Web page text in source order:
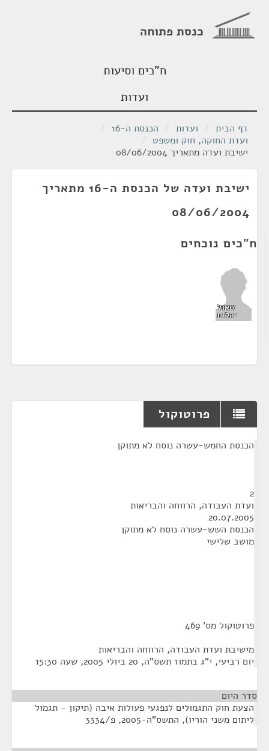
כנסת פתוחה
ח"כים וסיעות
ועדות
דף הבית / ועדות / הכנסת ה-16
/
ועדת החוקה, חוק ומשפט /
ישיבת ועדה מתאריך 08/06/2004
ישיבת ועדה של הכנסת ה-16 מתאריך
08/06/2004
ח"כים נוכחים
שאול
יהלום
פרוטוקול
הכנסת החמש-עשרה נוסח לא מתוקן
2
ועדת העבודה, הרווחה והבריאות
20.07.2005
הכנסת השש-עשרה נוסח לא מתוקן
מושב שלישי
פרוטוקול מס' 469
מישיבת ועדת העבודה, הרווחה והבריאות
יום רביעי, י"ג בתמוז תשס"ה, 20 ביולי 2005, שעה 15:30
סדר היום
הצעת חוק התגמולים לנפגעי פעולות איבה (תיקון - תגמול
ליתום משני הוריו), התשס"ה-2005, פ/3334